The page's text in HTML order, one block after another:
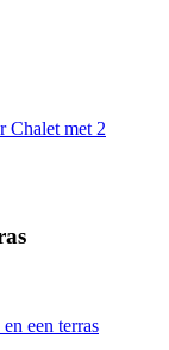
Chalet met 2
een terras